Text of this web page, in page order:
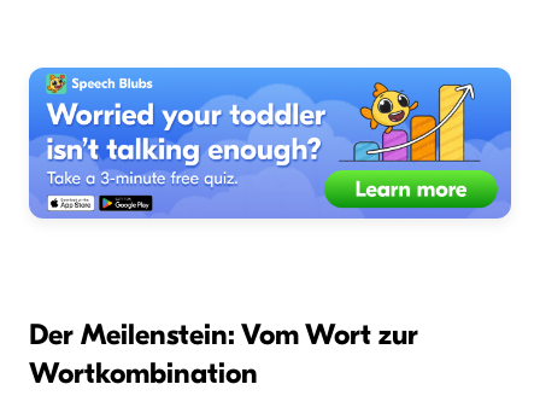
Der Meilenstein: Vom Wort zur
Wortkombination